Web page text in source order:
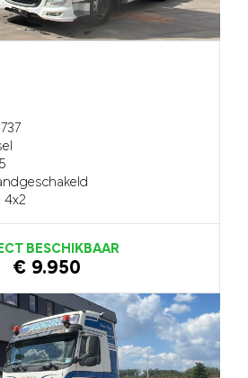
5
4x2
BESCHIKBAAR
€ 9.950